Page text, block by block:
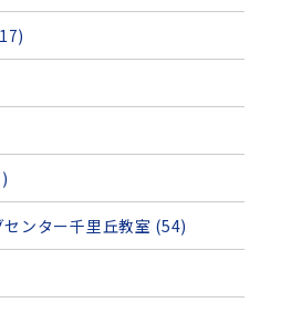
ンター千里丘教室 (54)